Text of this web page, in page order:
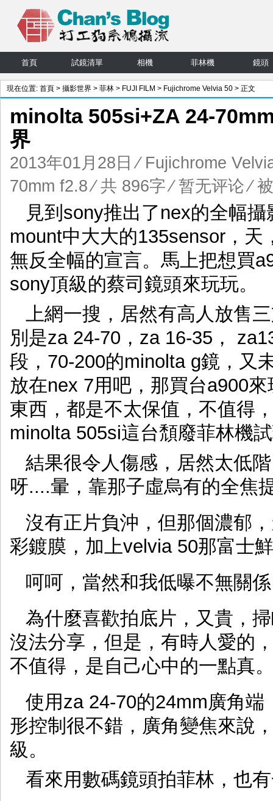
首頁 試鏡清單 相機 菲林機 鏡頭
現在位置: 首頁 > 攝影世界 > 菲林 > FUJI FILM > Fujichrome Velvia 50 > 正文
minolta 505si+ZA 24-
界
2013年01月28日 ⁄ Fujichrome
70mm f2.8⁄ 共 896字⁄暂无评论⁄
見到sony推出了nex的全幅
mount中大大的135sensor，
無反全幅的宣言。馬上把想買
sony頂級的蔡司鏡頭來玩玩。
上網一搜，居然有高人放售
別是za 24-70，za 16-35，
段，70-200的minolta g鏡，又
放在nex 7用吧，那買台a900
東西，都是不太保值，不值得
minolta 505si這台頹廢菲林機
結果很令人傷感，居然太低
呀....暈，靠那子虛烏有的全焦
沒有正片負沖，但那個濃郁
彩鍍膜，加上velvia 50那富士
呵呵，當然和我低曝不無關
為什麼喜歡拍底片，又貴，
沒法分享，但是，有時人愛的
不值得，是自己心中的一點真
使用za 24-70的24mm廣角
形控制很不錯，廣角變焦來說
級。
看來用數碼鏡頭拍菲林，也